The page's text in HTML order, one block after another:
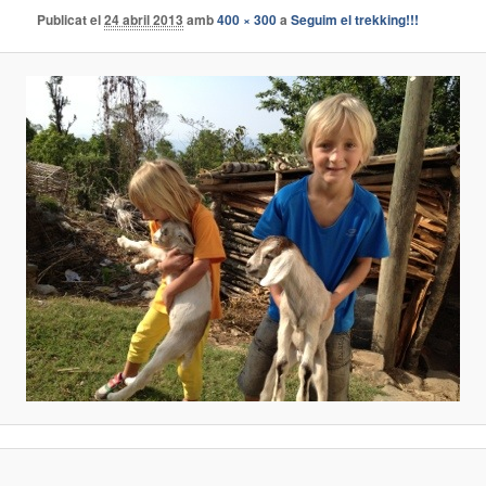
Publicat el24 abril 2013 amb400 × 300aSeguim el trekking!!!